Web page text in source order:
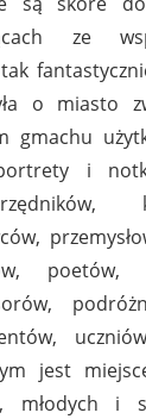
ze
o miasto
gmachu
i
poetów,
jest
młodych i